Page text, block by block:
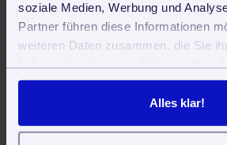
soziale Medien, Werbung und
Partner führen diese Informationen
weiteren Daten zusammen, die Sie
gesammelt haben. Sie geben
Cookies, wenn Sie unsere Webseite
Alles klar!
Über 1.200